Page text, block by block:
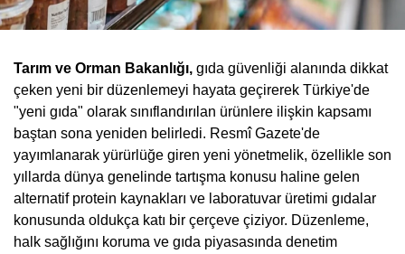
Tarım ve Orman Bakanlığı, gıda güvenliği alanında dikkat
çeken yeni bir düzenlemeyi hayata geçirerek Türkiye'de
"yeni gıda" olarak sınıflandırılan ürünlere ilişkin kapsamı
baştan sona yeniden belirledi. Resmî Gazete'de
yayımlanarak yürürlüğe giren yeni yönetmelik, özellikle son
yıllarda dünya genelinde tartışma konusu haline gelen
alternatif protein kaynakları ve laboratuvar üretimi gıdalar
konusunda oldukça katı bir çerçeve çiziyor. Düzenleme,
halk sağlığını koruma ve gıda piyasasında denetim